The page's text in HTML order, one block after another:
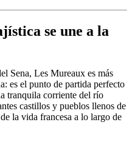
se une a la
Sena, Les Mureaux es más
es el punto de partida perfecto
tranquila corriente del río
castillos y pueblos llenos de
la vida francesa a lo largo de